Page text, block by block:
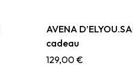
AVENA
cadeau
129,00€